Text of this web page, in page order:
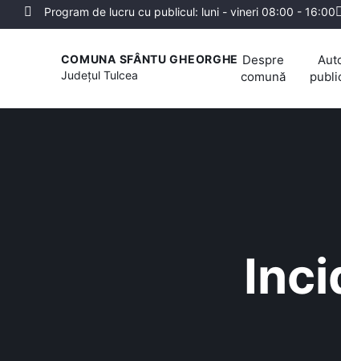
Program de lucru cu publicul: luni - vineri 08:00 - 16:00
COMUNA SFÂNTU GHEORGHE
Județul Tulcea
Despre
comună